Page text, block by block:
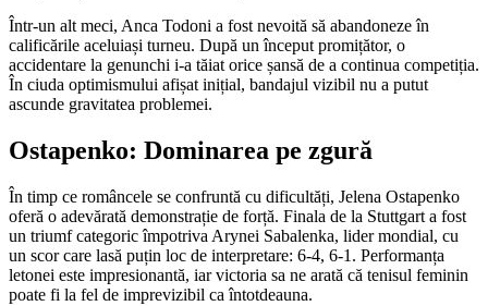
Într-un alt meci, Anca Todoni a fost nevoită să abandoneze în
calificările aceluiași turneu. După un început promițător, o
accidentare la genunchi i-a tăiat orice șansă de a continua competiția.
În ciuda optimismului afișat inițial, bandajul vizibil nu a putut
ascunde gravitatea problemei.
Ostapenko: Dominarea pe zgură
În timp ce româncele se confruntă cu dificultăți, Jelena Ostapenko
oferă o adevărată demonstrație de forță. Finala de la Stuttgart a fost
un triumf categoric împotriva Arynei Sabalenka, lider mondial, cu
un scor care lasă puțin loc de interpretare: 6-4, 6-1. Performanța
letonei este impresionantă, iar victoria sa ne arată că tenisul feminin
poate fi la fel de imprevizibil ca întotdeauna.